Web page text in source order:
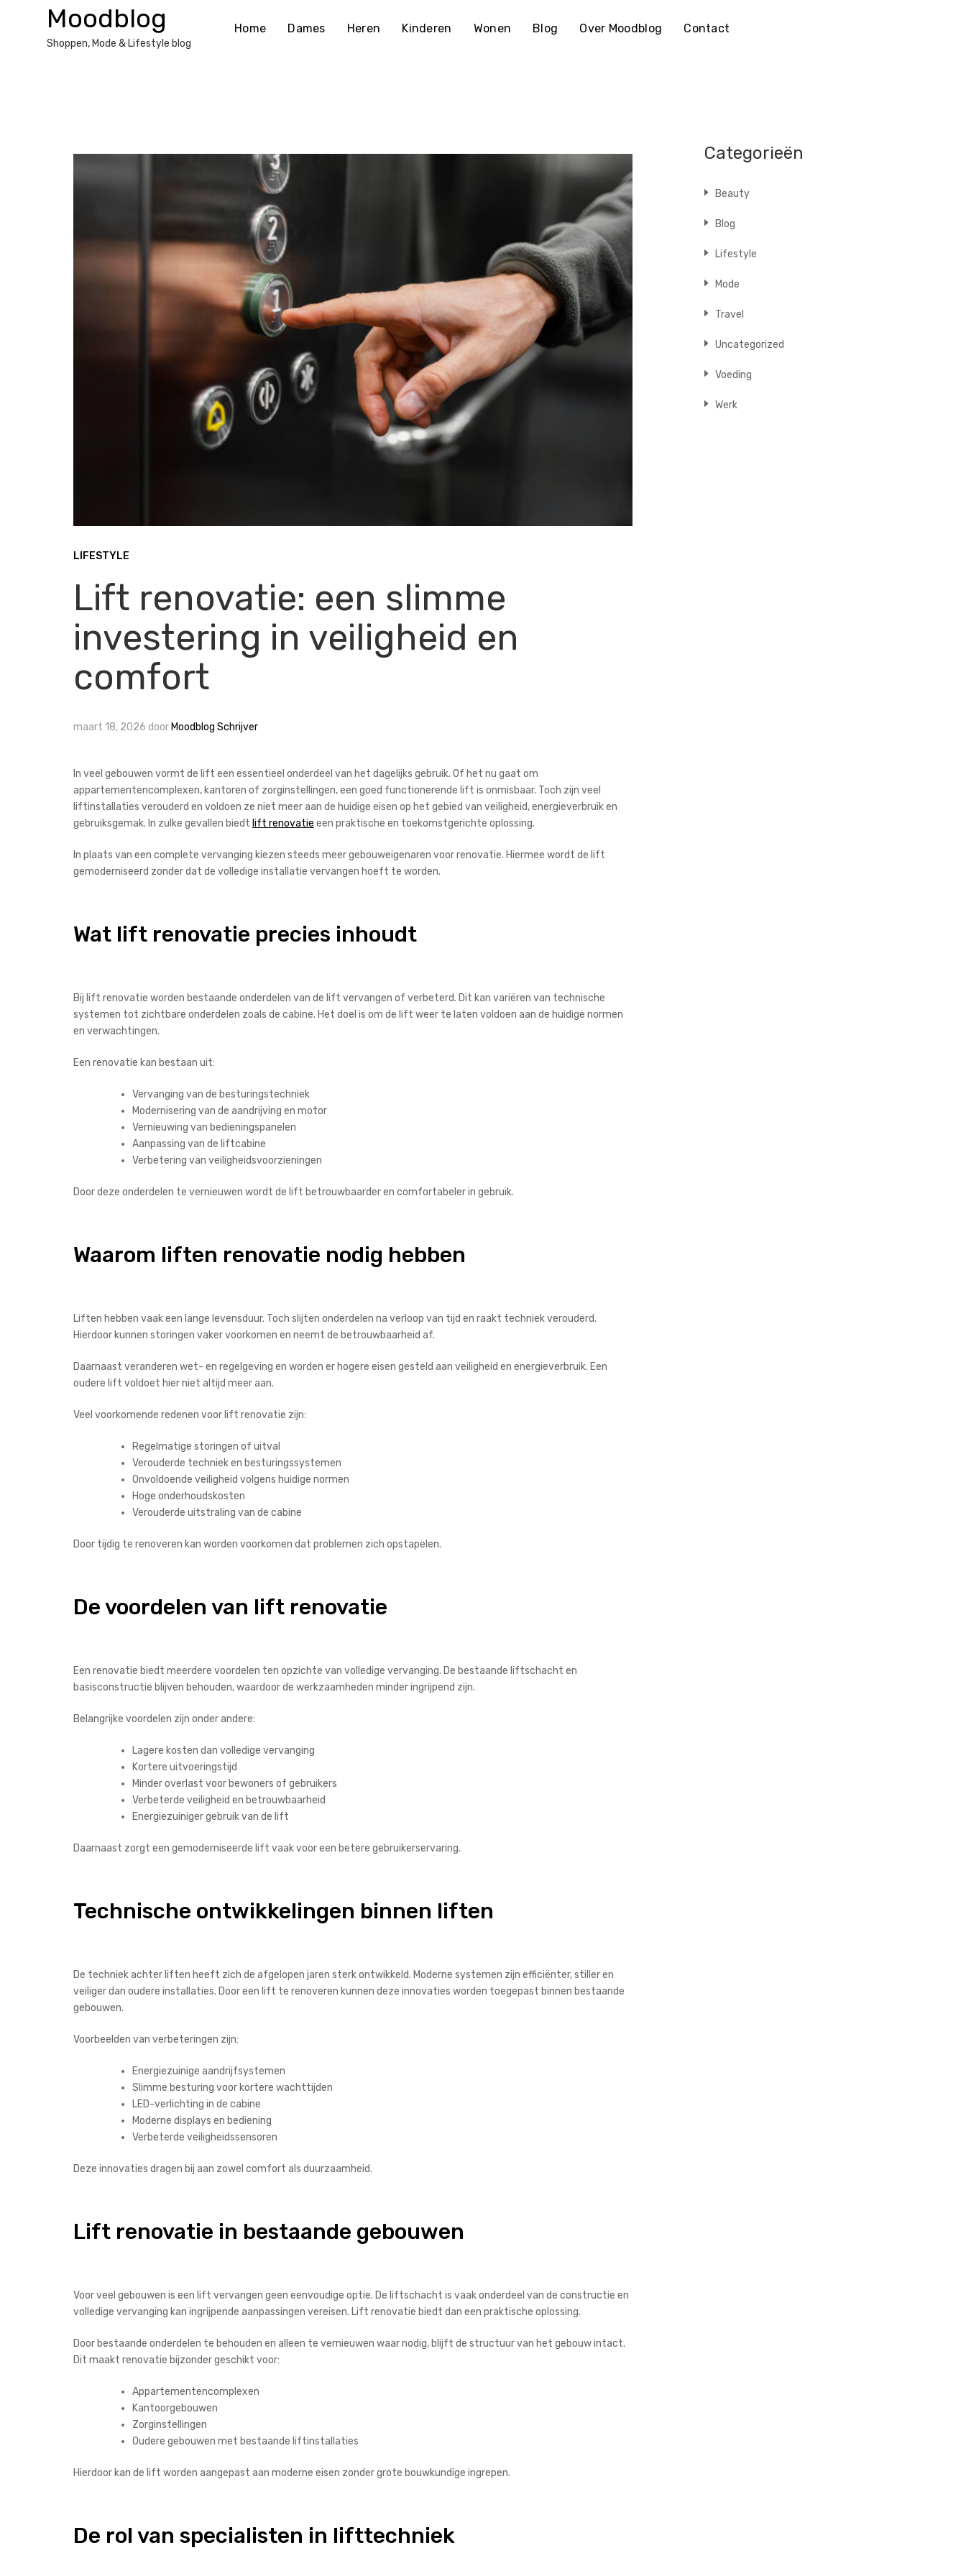
Moodblog
Shoppen, Mode & Lifestyle blog
Home Dames Heren Kinderen Wonen Blog Over Moodblog Contact
LIFESTYLE
Lift renovatie: een slimme
investering in veiligheid en
comfort
maart 18, 2026 door Moodblog Schrijver
In veel gebouwen vormt de lift een essentieel onderdeel van het dagelijks gebruik. Of het nu gaat om
appartementencomplexen, kantoren of zorginstellingen, een goed functionerende lift is onmisbaar. Toch zijn veel
liftinstallaties verouderd en voldoen ze niet meer aan de huidige eisen op het gebied van veiligheid, energieverbruik en
gebruiksgemak. In zulke gevallen biedt lift renovatie een praktische en toekomstgerichte oplossing.
In plaats van een complete vervanging kiezen steeds meer gebouweigenaren voor renovatie. Hiermee wordt de lift
gemoderniseerd zonder dat de volledige installatie vervangen hoeft te worden.
Wat lift renovatie precies inhoudt
Bij lift renovatie worden bestaande onderdelen van de lift vervangen of verbeterd. Dit kan variëren van technische
systemen tot zichtbare onderdelen zoals de cabine. Het doel is om de lift weer te laten voldoen aan de huidige normen
en verwachtingen.
Een renovatie kan bestaan uit:
Vervanging van de besturingstechniek
Modernisering van de aandrijving en motor
Vernieuwing van bedieningspanelen
Aanpassing van de liftcabine
Verbetering van veiligheidsvoorzieningen
Door deze onderdelen te vernieuwen wordt de lift betrouwbaarder en comfortabeler in gebruik.
Waarom liften renovatie nodig hebben
Liften hebben vaak een lange levensduur. Toch slijten onderdelen na verloop van tijd en raakt techniek verouderd.
Hierdoor kunnen storingen vaker voorkomen en neemt de betrouwbaarheid af.
Daarnaast veranderen wet- en regelgeving en worden er hogere eisen gesteld aan veiligheid en energieverbruik. Een
oudere lift voldoet hier niet altijd meer aan.
Veel voorkomende redenen voor lift renovatie zijn:
Regelmatige storingen of uitval
Verouderde techniek en besturingssystemen
Onvoldoende veiligheid volgens huidige normen
Hoge onderhoudskosten
Verouderde uitstraling van de cabine
Door tijdig te renoveren kan worden voorkomen dat problemen zich opstapelen.
De voordelen van lift renovatie
Een renovatie biedt meerdere voordelen ten opzichte van volledige vervanging. De bestaande liftschacht en
basisconstructie blijven behouden, waardoor de werkzaamheden minder ingrijpend zijn.
Belangrijke voordelen zijn onder andere:
Lagere kosten dan volledige vervanging
Kortere uitvoeringstijd
Minder overlast voor bewoners of gebruikers
Verbeterde veiligheid en betrouwbaarheid
Energiezuiniger gebruik van de lift
Daarnaast zorgt een gemoderniseerde lift vaak voor een betere gebruikerservaring.
Technische ontwikkelingen binnen liften
De techniek achter liften heeft zich de afgelopen jaren sterk ontwikkeld. Moderne systemen zijn efficiënter, stiller en
veiliger dan oudere installaties. Door een lift te renoveren kunnen deze innovaties worden toegepast binnen bestaande
gebouwen.
Voorbeelden van verbeteringen zijn:
Energiezuinige aandrijfsystemen
Slimme besturing voor kortere wachttijden
LED-verlichting in de cabine
Moderne displays en bediening
Verbeterde veiligheidssensoren
Deze innovaties dragen bij aan zowel comfort als duurzaamheid.
Lift renovatie in bestaande gebouwen
Voor veel gebouwen is een lift vervangen geen eenvoudige optie. De liftschacht is vaak onderdeel van de constructie en
volledige vervanging kan ingrijpende aanpassingen vereisen. Lift renovatie biedt dan een praktische oplossing.
Door bestaande onderdelen te behouden en alleen te vernieuwen waar nodig, blijft de structuur van het gebouw intact.
Dit maakt renovatie bijzonder geschikt voor:
Appartementencomplexen
Kantoorgebouwen
Zorginstellingen
Oudere gebouwen met bestaande liftinstallaties
Hierdoor kan de lift worden aangepast aan moderne eisen zonder grote bouwkundige ingrepen.
De rol van specialisten in lifttechniek
Categorieën
Beauty
Blog
Lifestyle
Mode
Travel
Uncategorized
Voeding
Werk